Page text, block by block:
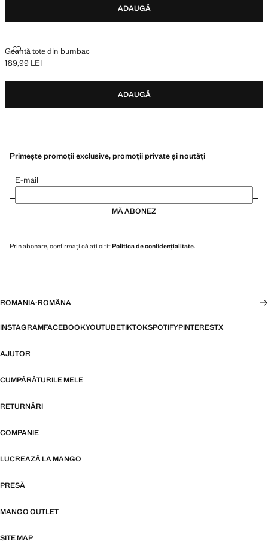
ADAUGĂ
Geantă tote din bumbac
GEANTĂ TOTE DIN BUMBAC
Preț actual [189,99 LEI ]
189,99 LEI
ADAUGĂ
Primește promoții exclusive, promoții private și noutăți
E-mail
MĂ ABONEZ
Prin abonare, confirmați că ați cititPolitica de confidențialitate.
ROMANIA·ROMÂNA
INSTAGRAMFACEBOOKYOUTUBETIKTOKSPOTIFYPINTERESTX
AJUTOR
CUMPĂRĂTURILE MELE
RETURNĂRI
COMPANIE
LUCREAZĂ LA MANGO
PRESĂ
MANGO OUTLET
SITE MAP